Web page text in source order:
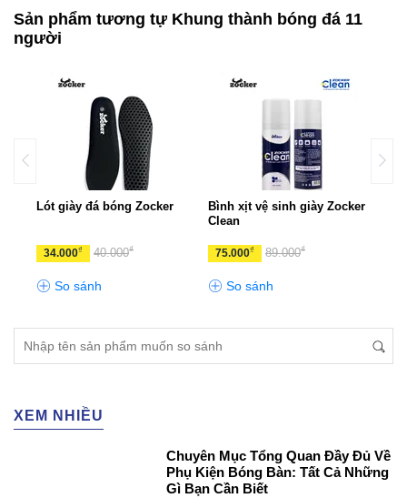
Sản phẩm tương tự Khung thành bóng đá 11
người
Lót giày đá bóng Zocker
34.000₫ 40.000₫
So sánh
Bình xịt vệ sinh giày Zocker
Clean
75.000₫ 89.000₫
So sánh
XEM NHIỀU
Chuyên Mục Tổng Quan Đầy Đủ Về
Phụ Kiện Bóng Bàn: Tất Cả Những
Gì Bạn Cần Biết